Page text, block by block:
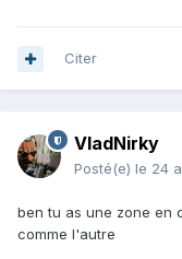
Citer
VladNirky
Posté(e) le 24
ben tu as une zone en
comme l'autre